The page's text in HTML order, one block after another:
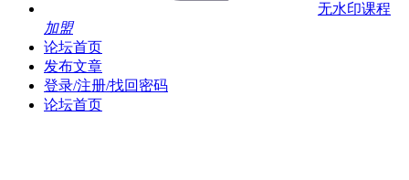
无水印课程
加盟
论坛首页
发布文章
登录/注册/找回密码
论坛首页